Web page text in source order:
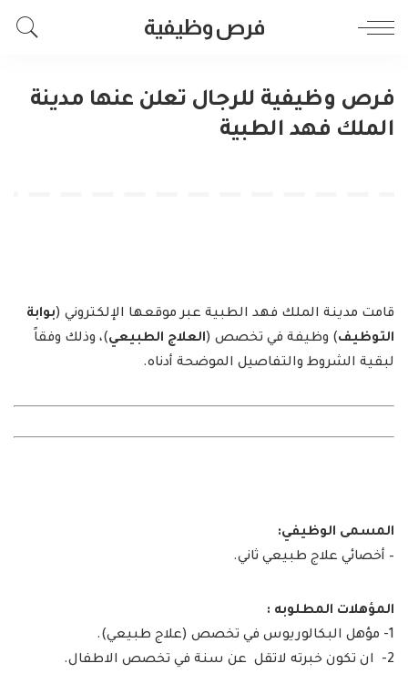
فرص وظيفية
فرص وظيفية للرجال تعلن عنها مدينة
الملك فهد الطبية
قامت مدينة الملك فهد الطبية عبر موقعها الإلكتروني (بوابة
التوظيف) وظيفة في تخصص (العلاج الطبيعي)، وذلك وفقاً
لبقية الشروط والتفاصيل الموضحة أدناه.
المسمى الوظيفي:
– أخصائي علاج طبيعي ثاني.
المؤهلات المطلوبه :
1- مؤهل البكالوريوس في تخصص (علاج طبيعي).
2- ان تكون خبرته لاتقل عن سنة في تخصص الاطفال.